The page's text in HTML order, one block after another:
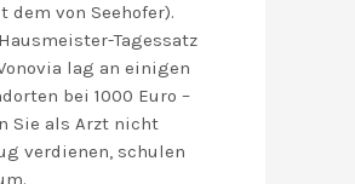
dem von Seehofer).
Tagessatz
lag an einigen
bei 1000 Euro –
Sie als Arzt nicht
verdienen, schulen